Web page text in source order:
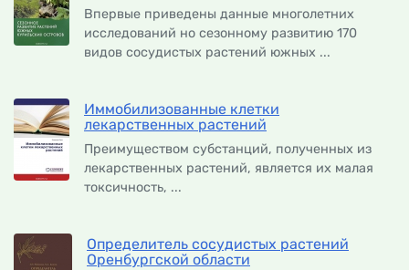
Впервые приведены данные многолетних
исследований но сезонному развитию 170
видов сосудистых растений южных ...
Иммобилизованные клетки
лекарственных растений
Преимуществом субстанций, полученных из
лекарственных растений, является их малая
токсичность, ...
Определитель сосудистых растений
Оренбургской области